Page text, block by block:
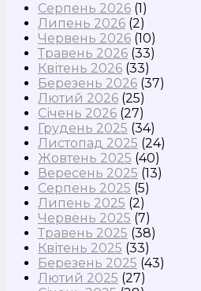
Серпень 2026 (1)
Липень 2026 (2)
Червень 2026 (10)
Травень 2026 (33)
Квітень 2026 (33)
Березень 2026 (37)
Лютий 2026 (25)
Січень 2026 (27)
Грудень 2025 (34)
Листопад 2025 (24)
Жовтень 2025 (40)
Вересень 2025 (13)
Серпень 2025 (5)
Липень 2025 (2)
Червень 2025 (7)
Травень 2025 (38)
Квітень 2025 (33)
Березень 2025 (43)
Лютий 2025 (27)